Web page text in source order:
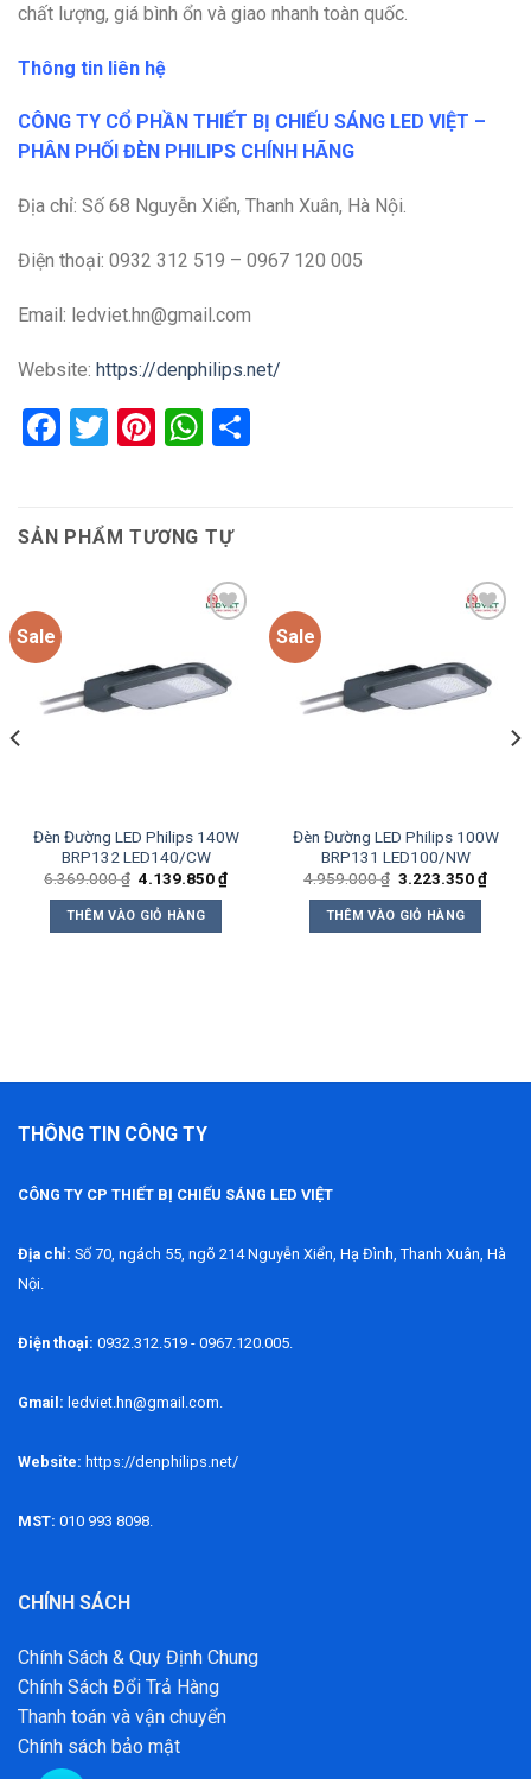
chất lượng, giá bình ổn và giao nhanh toàn quốc.
Thông tin liên hệ
CÔNG TY CỔ PHẦN THIẾT BỊ CHIẾU SÁNG LED VIỆT –
PHÂN PHỐI ĐÈN PHILIPS CHÍNH HÃNG
Địa chỉ: Số 68 Nguyễn Xiển, Thanh Xuân, Hà Nội.
Điện thoại: 0932 312 519 – 0967 120 005
Email: ledviet.hn@gmail.com
Website: https://denphilips.net/
Facebook
Twitter
Pinterest
WhatsApp
SẢN PHẨM TƯƠNG TỰ
Sale
Add to
wishlist
Đèn Đường LED Philips 140W
BRP132 LED140/CW
6.369.000₫ Giá
là:
6.369.000 ₫.
4.139.850₫Giá
4.139.850 ₫.
THÊM VÀO GIỎ HÀNG
Sale
Add to
wishlist
Đèn Đường LED Philips 100W
BRP131 LED100/NW
4.959.000₫ Giá
là:
4.959.000 ₫.
3.223.350₫Giá
THÊM VÀO GIỎ HÀNG
₫.
THÔNG TIN CÔNG TY
CÔNG TY CP THIẾT BỊ CHIẾU SÁNG LED VIỆT
Địa chỉ: Số 70, ngách 55, ngõ 214 Nguyễn Xiển, Hạ Đình, Thanh Xuân, Hà
Nội.
Điện thoại: 0932.312.519 - 0967.120.005.
Gmail: ledviet.hn@gmail.com.
Website: https://denphilips.net/
MST: 010 993 8098.
CHÍNH SÁCH
Chính Sách & Quy Định Chung
Chính Sách Đổi Trả Hàng
Thanh toán và vận chuyển
Chính sách bảo mật